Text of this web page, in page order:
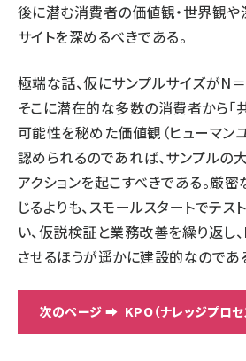
後に潜む消費者の価値観・世界観
サイトを深めるべきである。
極端な話、仮にサンプルサイズがN＝
そこに潜在的な多数の消費者から「
可能性を秘めた価値観（ヒューマン
認められるのであれば、サンプルの
アクションを起こすべきである。厳
じるよりも、スモールスタートでテス
い、仮説検証と業務改善を繰り返し
させるほうが遥かに建設的なのであ
KPO（ナレッジプロセ